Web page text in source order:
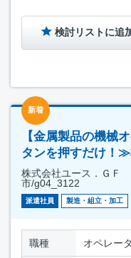
検討リストに追
新着
【金属製品の機械
タンを押すだけ！
株式会社ユース．Ｇ
市/g04_3122
派遣社員 製造・組立・加工
職種 オペレー